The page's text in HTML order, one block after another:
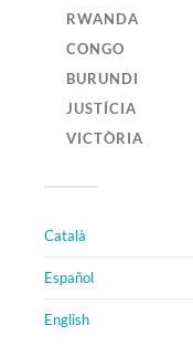
RWANDA
CONGO
BURUNDI
JUSTÍCIA
VICTÒRIA
Català
Español
English